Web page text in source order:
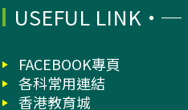
USEFUL LINK
FACEBOOK專頁
各科常用連結
香港教育城